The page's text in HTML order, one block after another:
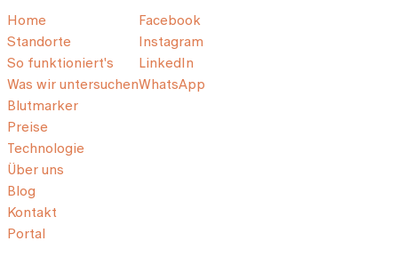
Home
Standorte
So funktioniert's
Was wir untersuchen
Blutmarker
Preise
Technologie
Über uns
Blog
Kontakt
Portal
Facebook
Instagram
LinkedIn
WhatsApp